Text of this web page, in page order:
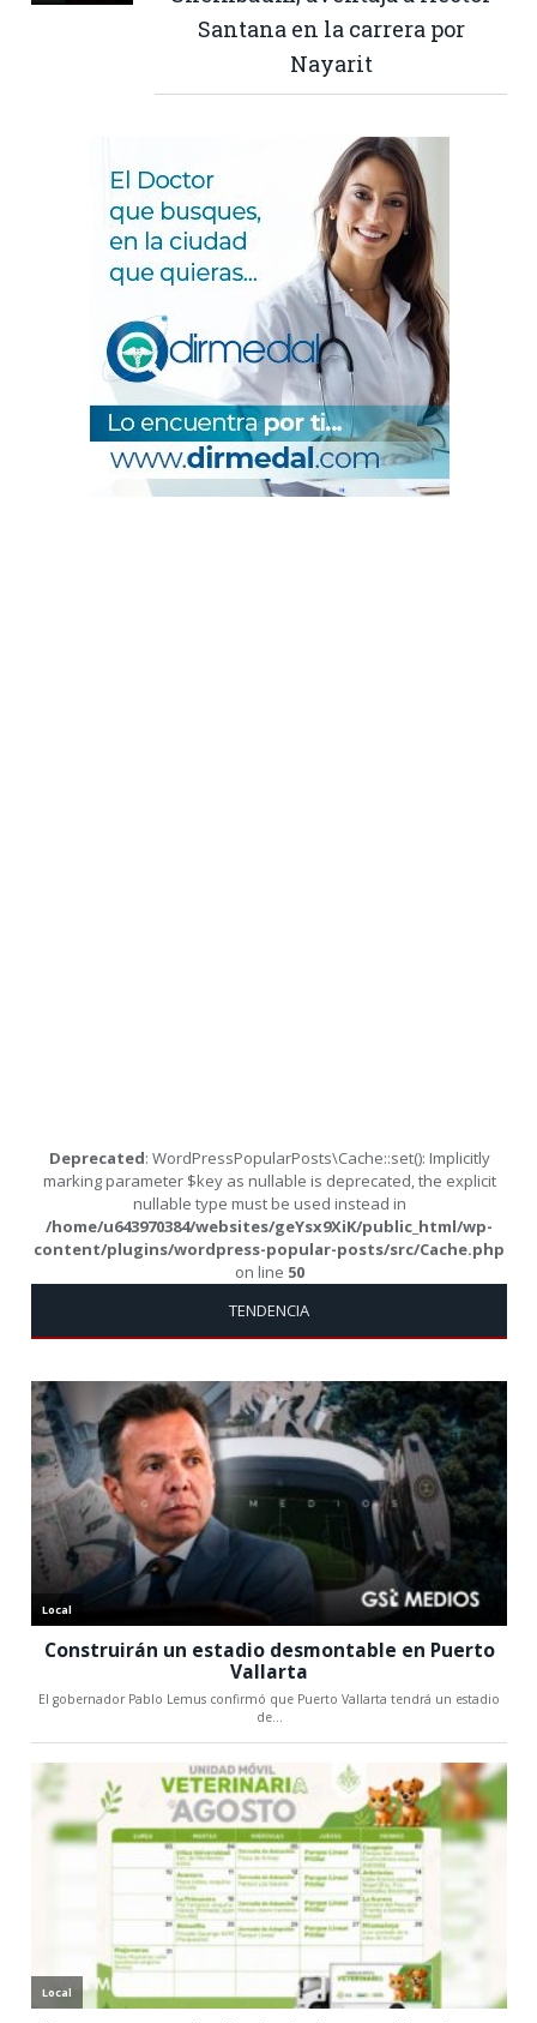
Santana en la carrera por
Nayarit
Deprecated: WordPressPopularPosts\Cache::set(): Implicitly
marking parameter $key as nullable is deprecated, the explicit
nullable type must be used instead in
/home/u643970384/websites/geYsx9XiK/public_html/wp-
content/plugins/wordpress-popular-posts/src/Cache.php
on line 50
TENDENCIA